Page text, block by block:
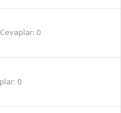
Cevaplar: 0
0